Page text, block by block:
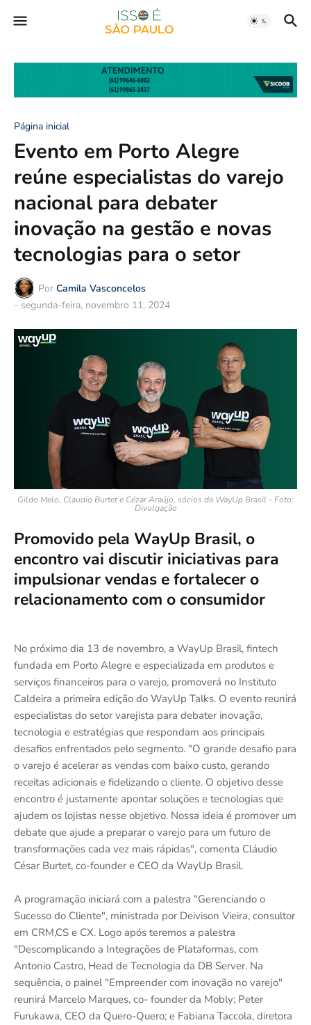
Página inicial
Evento em Porto Alegre
reúne especialistas do varejo
nacional para debater
inovação na gestão e novas
tecnologias para o setor
Por Camila Vasconcelos
- segunda-feira, novembro 11, 2024
Gildo Melo, Claudio Burtet e Cézar Araújo, sócios da WayUp Brasil - Foto:
Divulgação
Promovido pela WayUp Brasil, o
encontro vai discutir iniciativas para
impulsionar vendas e fortalecer o
relacionamento com o consumidor
No próximo dia 13 de novembro, a WayUp Brasil, fintech
fundada em Porto Alegre e especializada em produtos e
serviços financeiros para o varejo, promoverá no Instituto
Caldeira a primeira edição do WayUp Talks. O evento reunirá
especialistas do setor varejista para debater inovação,
tecnologia e estratégias que respondam aos principais
desafios enfrentados pelo segmento. "O grande desafio para
o varejo é acelerar as vendas com baixo custo, gerando
receitas adicionais e fidelizando o cliente. O objetivo desse
encontro é justamente apontar soluções e tecnologias que
ajudem os lojistas nesse objetivo. Nossa ideia é promover um
debate que ajude a preparar o varejo para um futuro de
transformações cada vez mais rápidas", comenta Cláudio
César Burtet, co-founder e CEO da WayUp Brasil.
A programação iniciará com a palestra "Gerenciando o
Sucesso do Cliente", ministrada por Deivison Vieira, consultor
em CRM,CS e CX. Logo após teremos a palestra
"Descomplicando a Integrações de Plataformas, com
Antonio Castro, Head de Tecnologia da DB Server. Na
sequência, o painel "Empreender com inovação no varejo"
reunirá Marcelo Marques, co- founder da Mobly; Peter
Furukawa, CEO da Quero-Quero; e Fabiana Taccola, diretora